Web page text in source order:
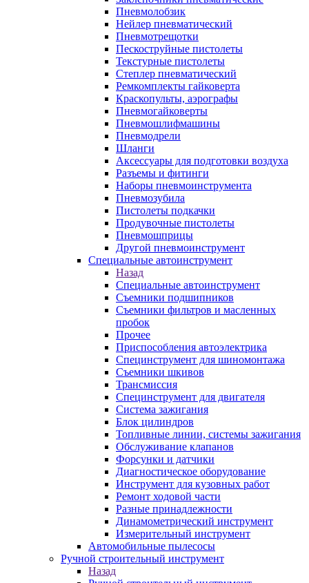
Пневмолобзик
Нейлер пневматический
Пневмотрещотки
Пескоструйные пистолеты
Текстурные пистолеты
Степлер пневматический
Ремкомплекты гайковерта
Краскопульты, аэрографы
Пневмогайковерты
Пневмошлифмашины
Пневмодрели
Шланги
Аксессуары для подготовки воздуха
Разъемы и фитинги
Наборы пневмоинструмента
Пневмозубила
Пистолеты подкачки
Продувочные пистолеты
Пневмошприцы
Другой пневмоинструмент
Специальные автоинструмент
Назад
Специальные автоинструмент
Съемники подшипников
Съемники фильтров и масленных
пробок
Прочее
Приспособления автоэлектрика
Специнструмент для шиномонтажа
Съемники шкивов
Трансмиссия
Специнструмент для двигателя
Система зажигания
Блок цилиндров
Топливные линии, системы зажигания
Обслуживание клапанов
Форсунки и датчики
Диагностическое оборудование
Инструмент для кузовных работ
Ремонт ходовой части
Разные принадлежности
Динамометрический инструмент
Измерительный инструмент
Автомобильные пылесосы
Ручной строительный инструмент
Назад